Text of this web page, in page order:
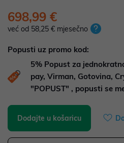
698,99 €
već od 58,25 € mjesečno
Popusti uz promo kod:
5% Popust za
pay, Virman, Gotovina,
"POPUST" , popusti se
Dodajte u košaricu